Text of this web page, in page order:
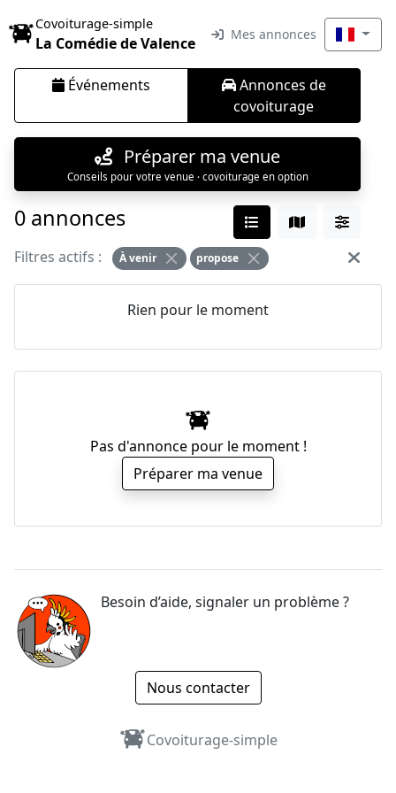
Covoiturage-simple
La Comédie de Valence Mes annonces
Événements
Annonces de
covoiturage
Préparer ma venue
Conseils pour votre venue · covoiturage en option
0 annonces
Filtres actifs : À venir propose
Rien pour le moment
Pas d'annonce pour le moment !
Préparer ma venue
Besoin d’aide, signaler un problème ?
Nous contacter
Covoiturage-simple